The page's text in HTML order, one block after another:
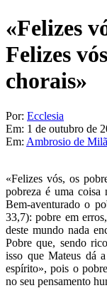
«Felizes
Felizes
chorais»
Por: Ecclesia
Em: 1 de outubro de
Em: Ambrosio de
«Felizes vós, os
pobreza é uma
Bem-aventurado o
33,7): pobre em
deste mundo nada
Pobre que, sendo
isso que Mateus dá
espírito», pois o
no seu pensamento